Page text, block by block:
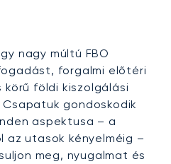
nagy múltú FBO
forgalmi előtéri
földi kiszolgálási
gondoskodik
aspektusa – a
az utasok kényelméig –
meg, nyugalmat és